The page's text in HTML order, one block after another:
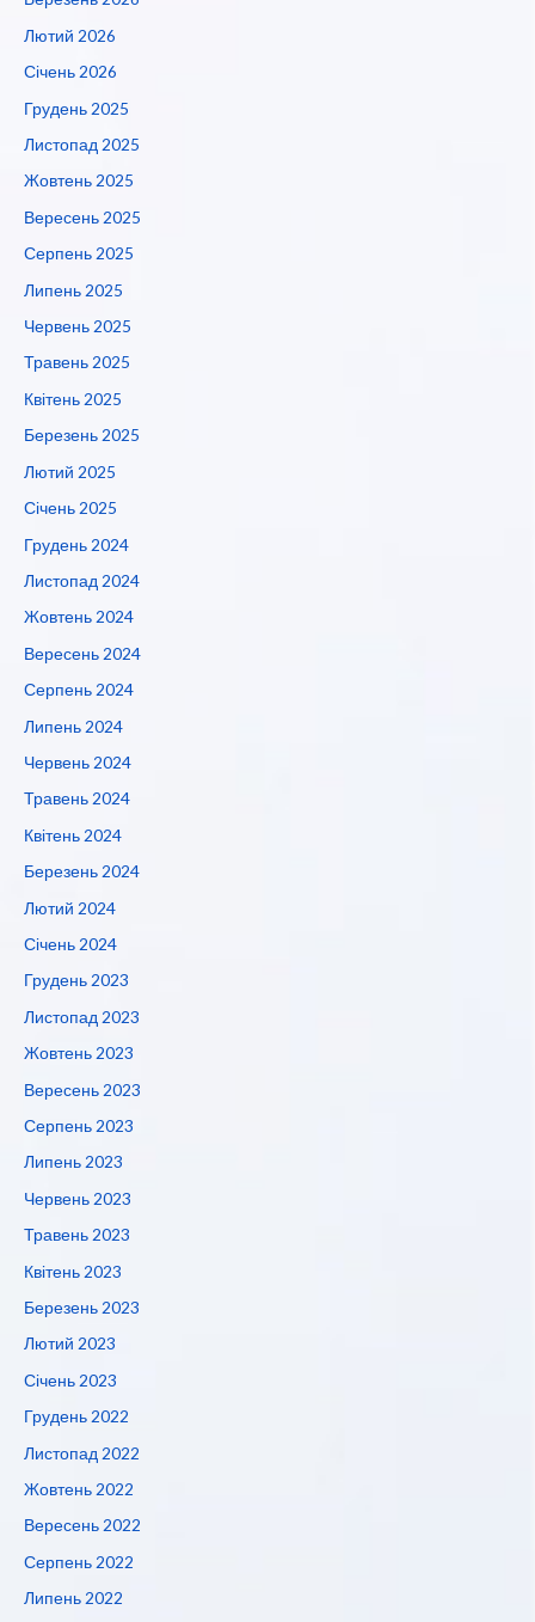
Лютий 2026
Січень 2026
Грудень 2025
Листопад 2025
Жовтень 2025
Вересень 2025
Серпень 2025
Липень 2025
Червень 2025
Травень 2025
Квітень 2025
Березень 2025
Лютий 2025
Січень 2025
Грудень 2024
Листопад 2024
Жовтень 2024
Вересень 2024
Серпень 2024
Липень 2024
Червень 2024
Травень 2024
Квітень 2024
Березень 2024
Лютий 2024
Січень 2024
Грудень 2023
Листопад 2023
Жовтень 2023
Вересень 2023
Серпень 2023
Липень 2023
Червень 2023
Травень 2023
Квітень 2023
Березень 2023
Лютий 2023
Січень 2023
Грудень 2022
Листопад 2022
Жовтень 2022
Вересень 2022
Серпень 2022
Липень 2022